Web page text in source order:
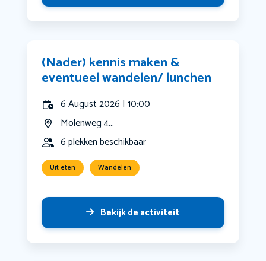
(Nader) kennis maken &
eventueel wandelen/ lunchen
6 August 2026 | 10:00
Molenweg 4...
6 plekken beschikbaar
Uit eten Wandelen
Bekijk de activiteit